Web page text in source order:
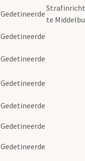
Gedetineerde
te
Gedetineerde
Gedetineerde
Gedetineerde
Gedetineerde
Gedetineerde
Gedetineerde